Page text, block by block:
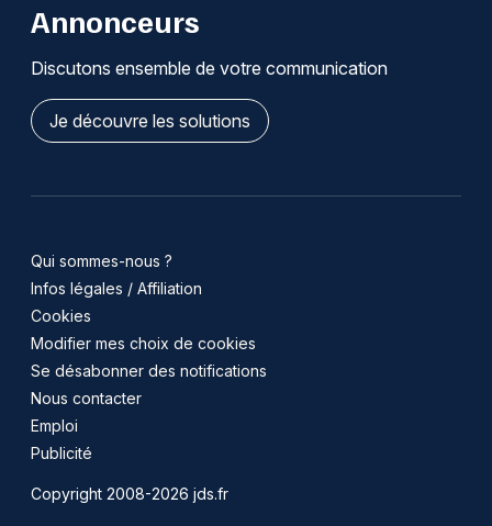
Annonceurs
Discutons ensemble de votre communication
Je découvre les solutions
Qui sommes-nous ?
Infos légales / Affiliation
Cookies
Modifier mes choix de cookies
Se désabonner des notifications
Nous contacter
Emploi
Publicité
Copyright 2008-2026 jds.fr